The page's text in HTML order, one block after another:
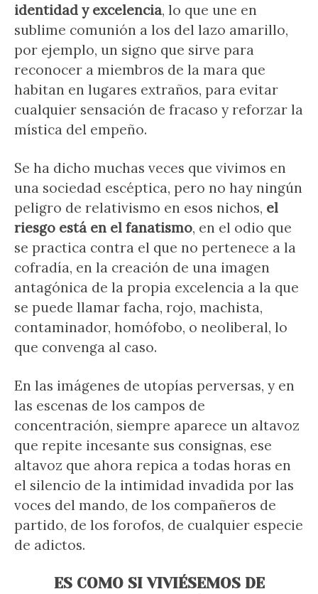
identidad y excelencia, lo que une en
sublime comunión a los del lazo amarillo,
por ejemplo, un signo que sirve para
reconocer a miembros de la mara que
habitan en lugares extraños, para evitar
cualquier sensación de fracaso y reforzar la
mística del empeño.
Se ha dicho muchas veces que vivimos en
una sociedad escéptica, pero no hay ningún
peligro de relativismo en esos nichos, el
riesgo está en el fanatismo, en el odio que
se practica contra el que no pertenece a la
cofradía, en la creación de una imagen
antagónica de la propia excelencia a la que
se puede llamar facha, rojo, machista,
contaminador, homófobo, o neoliberal, lo
que convenga al caso.
En las imágenes de utopías perversas, y en
las escenas de los campos de
concentración, siempre aparece un altavoz
que repite incesante sus consignas, ese
altavoz que ahora repica a todas horas en
el silencio de la intimidad invadida por las
voces del mando, de los compañeros de
partido, de los forofos, de cualquier especie
de adictos.
ES COMO SI VIVIÉSEMOS DE